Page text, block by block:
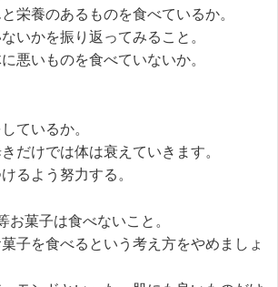
栄養のあるものを食べているか。
いかを振り返ってみること。
悪いものを食べていないか。
ているか。
だけでは体は衰えていきます。
るよう努力する。
お菓子は食べないこと。
子を食べるという考え方をやめましょ